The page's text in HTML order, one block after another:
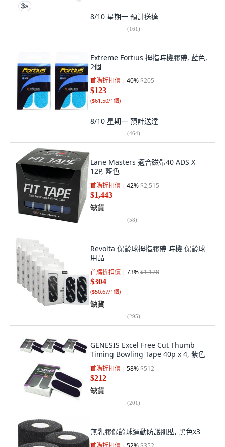
8/10 星期一 預計送達
(161)
Extreme Fortius 拇指時機膠帶, 藍色,
2個
首購折扣價 40%$205
$123
($61.50/1個)
8/10 星期一 預計送達
(464)
Lane Masters 適合磁帶40 ADS X
12P, 藍色
首購折扣價 42%$2,515
$1,443
缺貨
(58)
Revolta 保齡球拇指膠帶 時機 保齡球
用品
首購折扣價 73%$1,128
$304
($50.67/1個)
缺貨
(295)
GENESIS Excel Free Cut Thumb
Timing Bowling Tape 40p x 4, 紫色
首購折扣價 58%$512
$212
缺貨
(201)
無乳膠保齡球運動防護肌貼, 黑色x3